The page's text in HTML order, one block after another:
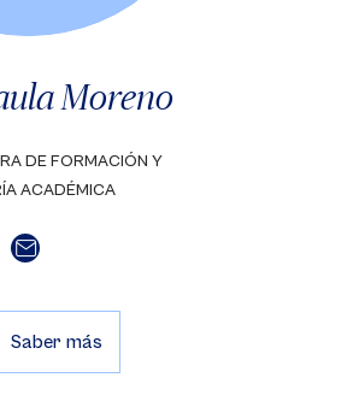
Moreno
DE FORMACIÓN Y
ACADÉMICA
Saber más